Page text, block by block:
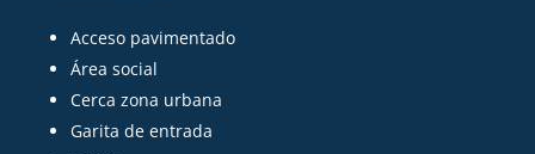
Acceso pavimentado
Área social
Cerca zona urbana
Garita de entrada